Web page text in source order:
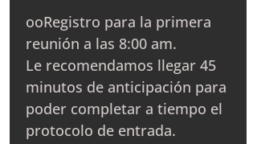
ooRegistro para la primera
reunión a las 8:00 am.
Le recomendamos llegar 45
minutos de anticipación para
poder completar a tiempo el
protocolo de entrada.